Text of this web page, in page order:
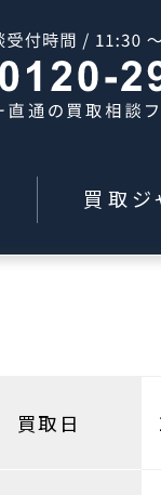
買取ジ
買取日